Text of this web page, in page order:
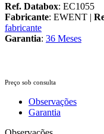
Ref. Databox: EC1055
Fabricante: EWENT |
fabricante
Garantia: 36 Meses
Preço sob consulta
Observações
Garantia